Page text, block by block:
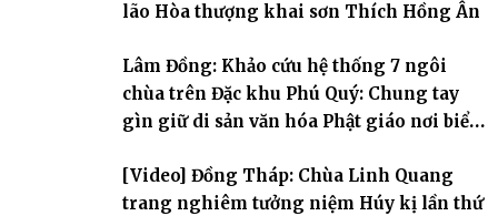
lão Hòa thượng khai sơn Thích Hồng Ân
Lâm Đồng: Khảo cứu hệ thống 7 ngôi
chùa trên Đặc khu Phú Quý: Chung tay
gìn giữ di sản văn hóa Phật giáo nơi biển
[Video] Đồng Tháp: Chùa Linh Quang
trang nghiêm tưởng niệm Húy kị lần thứ